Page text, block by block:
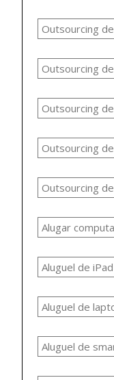
Outsourcing
Outsourcing
Outsourcing
Outsourcing
Outsourcing
Alugar
Aluguel de
Aluguel de
Aluguel de